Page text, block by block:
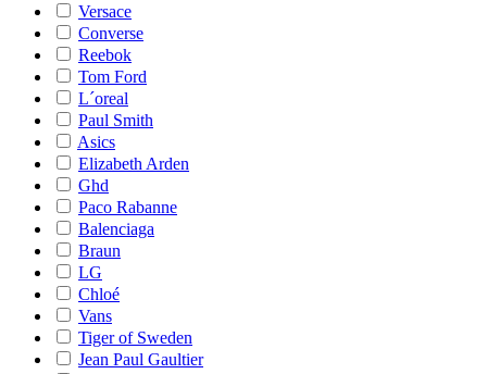
Versace
Converse
Reebok
Tom Ford
L´oreal
Paul Smith
Asics
Elizabeth Arden
Ghd
Paco Rabanne
Balenciaga
Braun
LG
Chloé
Vans
Tiger of Sweden
Jean Paul Gaultier